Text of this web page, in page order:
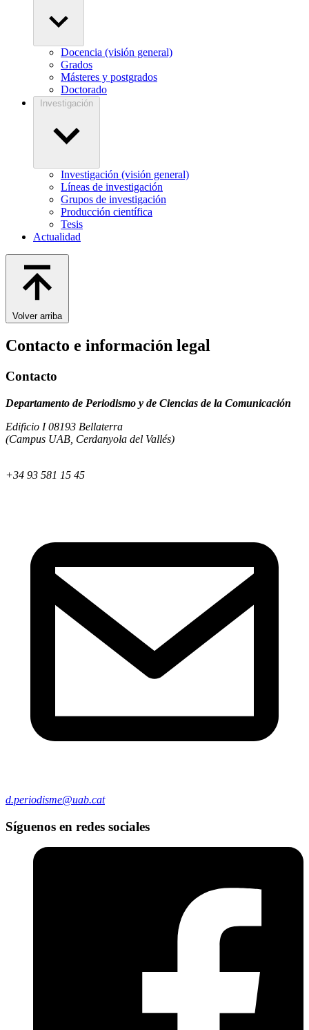
Docencia (visión general)
Grados
Másteres y postgrados
Doctorado
Investigación
Investigación (visión general)
Líneas de investigación
Grupos de investigación
Producción científica
Tesis
Actualidad
Volver arriba
Contacto e información legal
Contacto
Departamento de Periodismo y de Ciencias de la Comunicación
Edificio I 08193 Bellaterra
(Campus UAB, Cerdanyola del Vallés)
+34 93 581 15 45
d.periodisme@uab.cat
Síguenos en redes sociales